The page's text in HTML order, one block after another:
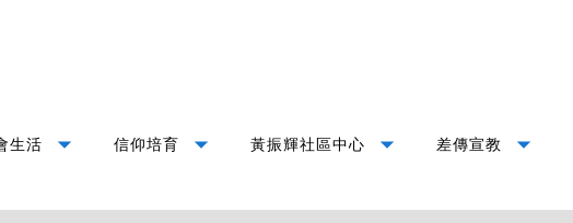
生活 arrow_drop_down 信仰培育 arrow_drop_down 黃振輝社區中心 arrow_drop_down 差傳宣教 arrow_drop_down